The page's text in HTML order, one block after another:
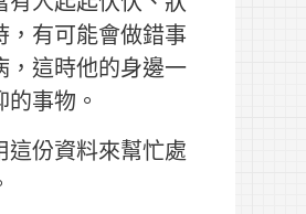
，有可能會做錯事
，這時他的身邊一
事物。
這份資料來幫忙處